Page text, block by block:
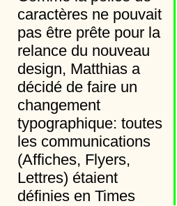
caractères ne pouvait
pas être prête pour la
relance du nouveau
design, Matthias a
décidé de faire un
changement
typographique: toutes
les communications
(Affiches, Flyers,
Lettres) étaient
définies en Times
utilisée depuis. Avec
quelques
ajustements et
corrections mineurs,
les polices de
caractères seront
publiées dès
maintenant sous le
titre : Happy Times at